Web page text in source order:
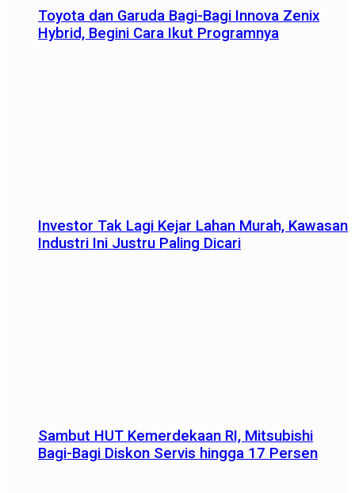
Toyota dan Garuda Bagi-Bagi Innova Zenix
Hybrid, Begini Cara Ikut Programnya
Investor Tak Lagi Kejar Lahan Murah, Kawasan
Industri Ini Justru Paling Dicari
Sambut HUT Kemerdekaan RI, Mitsubishi
Bagi-Bagi Diskon Servis hingga 17 Persen